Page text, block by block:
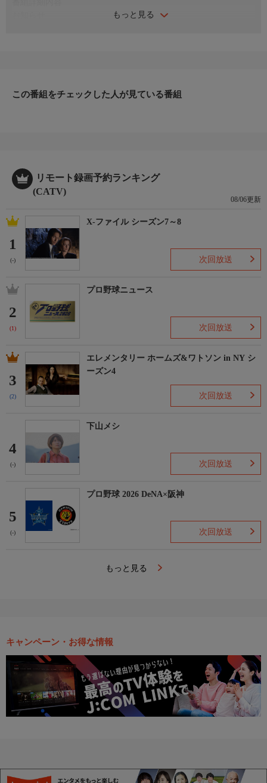
もっと見る
＊ライブ放送につき、番組および商品内容に変更が生じる場合も
この番組をチェックした人が見ている番組
リモート録画予約ランキング
(CATV)
08/06更新
1
(-)
X-ファイル シーズン7～8
次回放送
2
(1)
プロ野球ニュース
次回放送
3
(2)
エレメンタリー ホームズ&ワトソン in NY シ
ーズン4
次回放送
4
(-)
下山メシ
次回放送
5
(-)
プロ野球 2026 DeNA×阪神
次回放送
もっと見る
キャンペーン・お得な情報